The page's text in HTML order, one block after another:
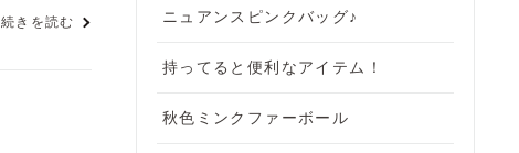
続きを読む ニュアンスピンクバッグ♪
持ってると便利なアイテム！
秋色ミンクファーボール